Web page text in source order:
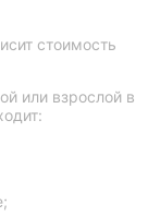
стоимость
или взрослой в